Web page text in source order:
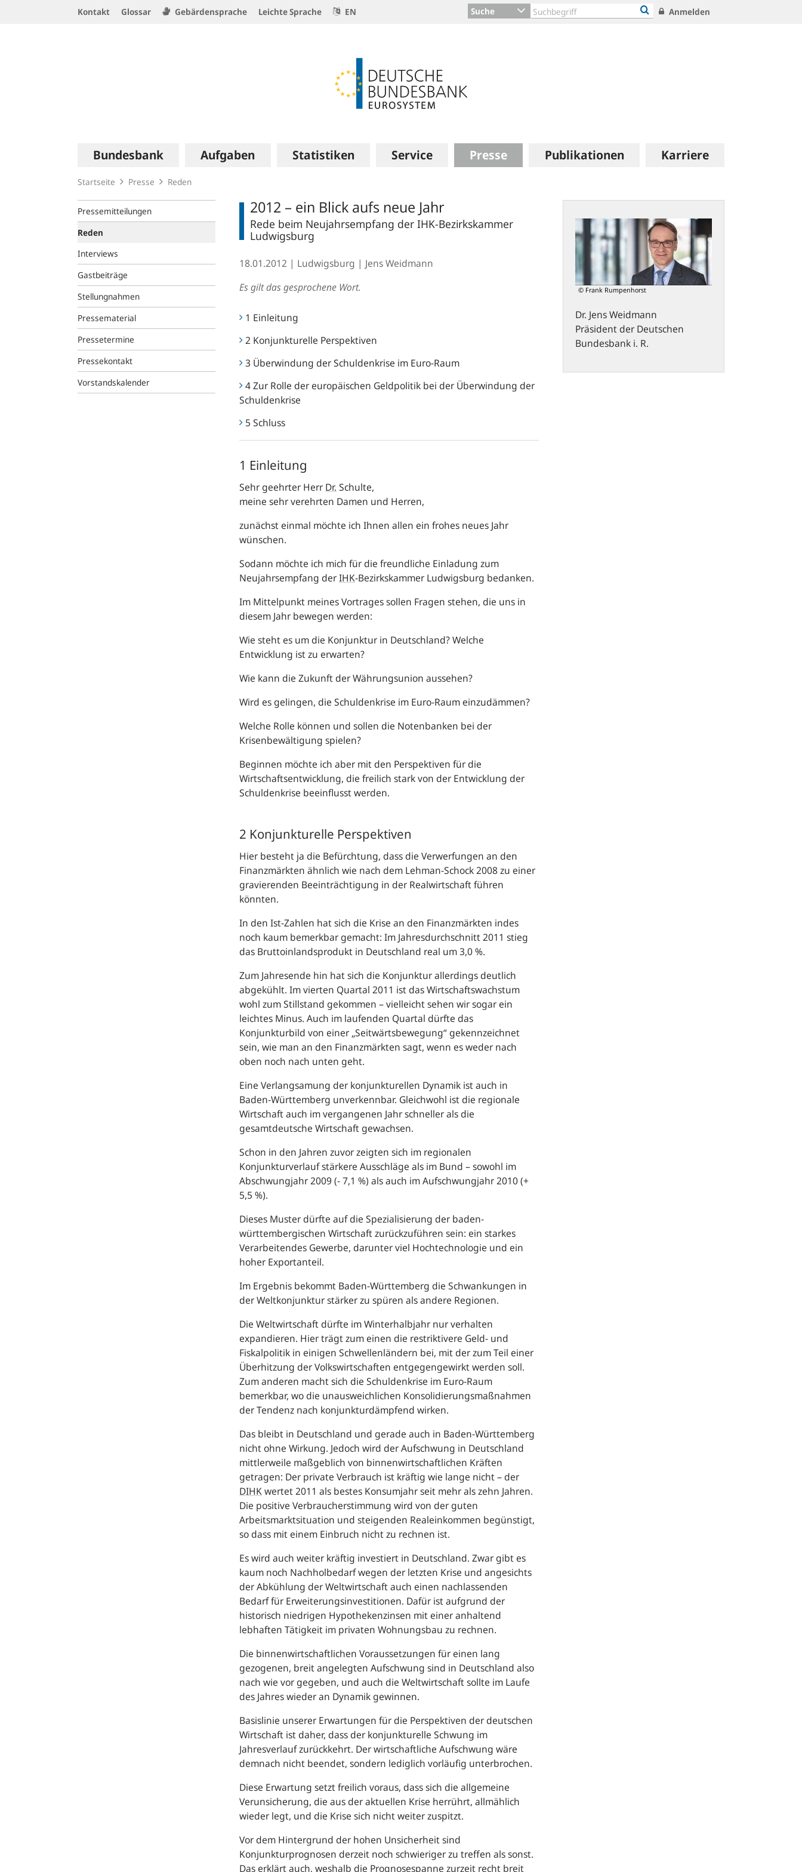
Kontakt Glossar Gebärdensprache Leichte Sprache EN Suche Anmelden
Hauptnavigation
Bundesbank Aufgaben Statistiken Service Presse Publikationen Karriere
Startseite Presse Reden
Pressemitteilungen
Reden
Interviews
Gastbeiträge
Stellungnahmen
Pressematerial
Pressetermine
Pressekontakt
Vorstandskalender
2012 – ein Blick aufs neue Jahr
Rede beim Neujahrsempfang der IHK-Bezirkskammer
Ludwigsburg
18.01.2012 Ludwigsburg
Jens Weidmann
Es gilt das gesprochene Wort.
1 Einleitung
2 Konjunkturelle Perspektiven
3 Überwindung der Schuldenkrise im Euro-Raum
4 Zur Rolle der europäischen Geldpolitik bei der Überwindung der
Schuldenkrise
5 Schluss
1 Einleitung
Sehr geehrter Herr Dr. Schulte,
meine sehr verehrten Damen und Herren,
zunächst einmal möchte ich Ihnen allen ein frohes neues Jahr
wünschen.
Sodann möchte ich mich für die freundliche Einladung zum
Neujahrsempfang derIHK-Bezirkskammer Ludwigsburg bedanken.
Im Mittelpunkt meines Vortrages sollen Fragen stehen, die uns in
diesem Jahr bewegen werden:
Wie steht es um die Konjunktur in Deutschland? Welche
Entwicklung ist zu erwarten?
Wie kann die Zukunft der Währungsunion aussehen?
Wird es gelingen, die Schuldenkrise im Euro-Raum einzudämmen?
Welche Rolle können und sollen die Notenbanken bei der
Krisenbewältigung spielen?
Beginnen möchte ich aber mit den Perspektiven für die
Wirtschaftsentwicklung, die freilich stark von der Entwicklung der
Schuldenkrise beeinflusst werden.
2 Konjunkturelle Perspektiven
Hier besteht ja die Befürchtung, dass die Verwerfungen an den
Finanzmärkten ähnlich wie nach dem Lehman-Schock 2008 zu einer
gravierenden Beeinträchtigung in der Realwirtschaft führen
könnten.
In den Ist-Zahlen hat sich die Krise an den Finanzmärkten indes
noch kaum bemerkbar gemacht: Im Jahresdurchschnitt 2011 stieg
das Bruttoinlandsprodukt in Deutschland real um 3,0 %.
Zum Jahresende hin hat sich die Konjunktur allerdings deutlich
abgekühlt. Im vierten Quartal 2011 ist das Wirtschaftswachstum
wohl zum Stillstand gekommen – vielleicht sehen wir sogar ein
leichtes Minus. Auch im laufenden Quartal dürfte das
Konjunkturbild von einer „Seitwärtsbewegung“ gekennzeichnet
sein, wie man an den Finanzmärkten sagt, wenn es weder nach
oben noch nach unten geht.
Eine Verlangsamung der konjunkturellen Dynamik ist auch in
Baden-Württemberg unverkennbar. Gleichwohl ist die regionale
Wirtschaft auch im vergangenen Jahr schneller als die
gesamtdeutsche Wirtschaft gewachsen.
Schon in den Jahren zuvor zeigten sich im regionalen
Konjunkturverlauf stärkere Ausschläge als im Bund – sowohl im
Abschwungjahr 2009 (- 7,1 %) als auch im Aufschwungjahr 2010 (+
5,5 %).
Dieses Muster dürfte auf die Spezialisierung der baden-
württembergischen Wirtschaft zurückzuführen sein: ein starkes
Verarbeitendes Gewerbe, darunter viel Hochtechnologie und ein
hoher Exportanteil.
Im Ergebnis bekommt Baden-Württemberg die Schwankungen in
der Weltkonjunktur stärker zu spüren als andere Regionen.
Die Weltwirtschaft dürfte im Winterhalbjahr nur verhalten
expandieren. Hier trägt zum einen die restriktivere Geld- und
Fiskalpolitik in einigen Schwellenländern bei, mit der zum Teil einer
Überhitzung der Volkswirtschaften entgegengewirkt werden soll.
Zum anderen macht sich die Schuldenkrise im Euro-Raum
bemerkbar, wo die unausweichlichen Konsolidierungsmaßnahmen
der Tendenz nach konjunkturdämpfend wirken.
Das bleibt in Deutschland und gerade auch in Baden-Württemberg
nicht ohne Wirkung. Jedoch wird der Aufschwung in Deutschland
mittlerweile maßgeblich von binnenwirtschaftlichen Kräften
getragen: Der private Verbrauch ist kräftig wie lange nicht – der
DIHKwertet 2011 als bestes Konsumjahr seit mehr als zehn Jahren.
Die positive Verbraucherstimmung wird von der guten
Arbeitsmarktsituation und steigenden Realeinkommen begünstigt,
so dass mit einem Einbruch nicht zu rechnen ist.
Es wird auch weiter kräftig investiert in Deutschland. Zwar gibt es
kaum noch Nachholbedarf wegen der letzten Krise und angesichts
der Abkühlung der Weltwirtschaft auch einen nachlassenden
Bedarf für Erweiterungsinvestitionen. Dafür ist aufgrund der
historisch niedrigen Hypothekenzinsen mit einer anhaltend
lebhaften Tätigkeit im privaten Wohnungsbau zu rechnen.
Die binnenwirtschaftlichen Voraussetzungen für einen lang
gezogenen, breit angelegten Aufschwung sind in Deutschland also
nach wie vor gegeben, und auch die Weltwirtschaft sollte im Laufe
des Jahres wieder an Dynamik gewinnen.
Basislinie unserer Erwartungen für die Perspektiven der deutschen
Wirtschaft ist daher, dass der konjunkturelle Schwung im
Jahresverlauf zurückkehrt. Der wirtschaftliche Aufschwung wäre
demnach nicht beendet, sondern lediglich vorläufig unterbrochen.
Diese Erwartung setzt freilich voraus, dass sich die allgemeine
Verunsicherung, die aus der aktuellen Krise herrührt, allmählich
wieder legt, und die Krise sich nicht weiter zuspitzt.
Vor dem Hintergrund der hohen Unsicherheit sind
Konjunkturprognosen derzeit noch schwieriger zu treffen als sonst.
Das erklärt auch, weshalb die Prognosespanne zurzeit recht breit
© Frank Rumpenhorst
Dr. JensWeidmann
Präsident der Deutschen
Bundesbank i. R.